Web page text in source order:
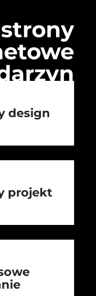
strony
design
projekt